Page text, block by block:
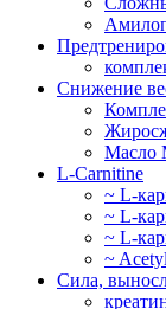
Снижение
L-Carnitine
~ L-
~ L-
~ L-
~
Сила,